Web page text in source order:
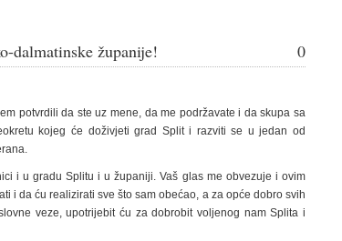
dalmatinske županije! 0
potvrdili da ste uz mene, da me podržavate i da skupa sa
kojeg će doživjeti grad Split i razviti se u jedan od
i u gradu Splitu i u županiji. Vaš glas me obvezuje i ovim
i da ću realizirati sve što sam obećao, a za opće dobro svih
veze, upotrijebit ću za dobrobit voljenog nam Splita i